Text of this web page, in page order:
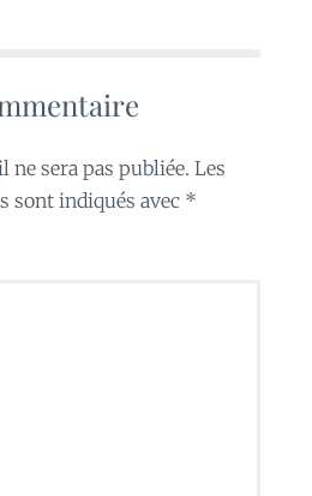
ne sera pas publiée. Les
sont indiqués avec *